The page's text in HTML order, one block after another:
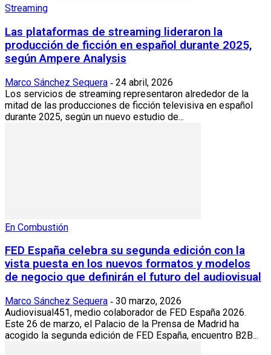
Streaming
Las plataformas de streaming lideraron la
producción de ficción en español durante 2025,
según Ampere Analysis
Marco Sánchez Sequera - 24 abril, 2026
Los servicios de streaming representaron alrededor de la
mitad de las producciones de ficción televisiva en español
durante 2025, según un nuevo estudio de...
En Combustión
FED España celebra su segunda edición con la
vista puesta en los nuevos formatos y modelos
de negocio que definirán el futuro del audiovisual
Marco Sánchez Sequera - 30 marzo, 2026
Audiovisual451, medio colaborador de FED España 2026.
Este 26 de marzo, el Palacio de la Prensa de Madrid ha
acogido la segunda edición de FED España, encuentro B2B...